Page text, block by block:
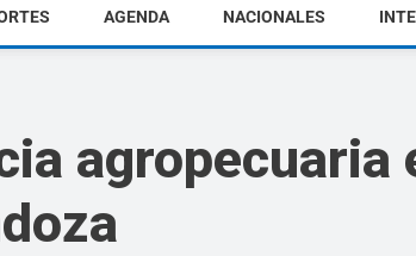
Diario
AGENDA NACIONALES
agropecuaria